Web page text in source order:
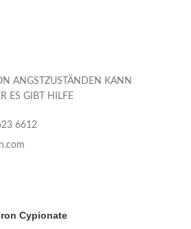
ANGSTZUSTÄNDEN KANN
ES GIBT HILFE
6612
Cypionate